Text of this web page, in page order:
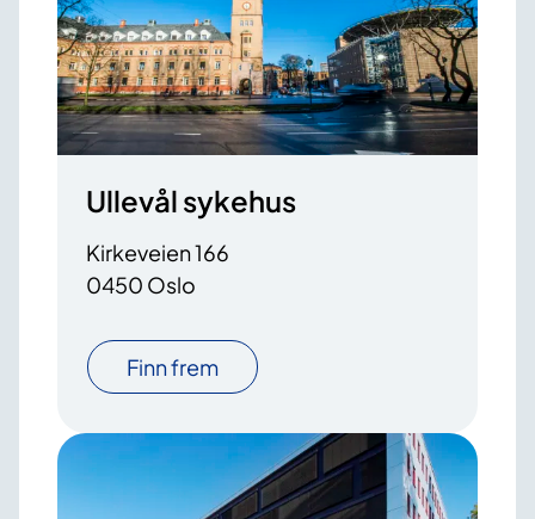
Ullevål sykehus
Kirkeveien 166
0450 Oslo
Finn frem